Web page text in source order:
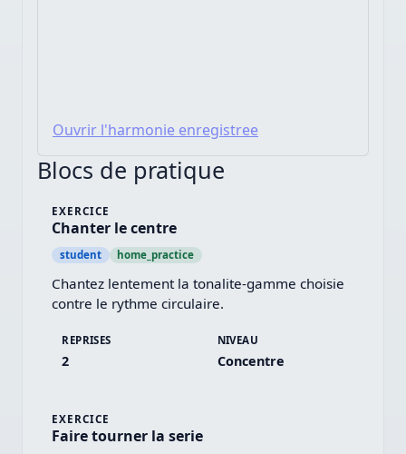
Ouvrir l'harmonie enregistree
Blocs de pratique
EXERCICE
Chanter le centre
student home_practice
Chantez lentement la tonalite-gamme choisie
contre le rythme circulaire.
REPRISES
2
NIVEAU
Concentre
EXERCICE
Faire tourner la serie